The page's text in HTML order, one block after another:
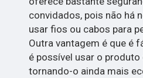
convidados, pois não há
usar fios ou cabos para
Outra vantagem é que é
é possível usar o produto
tornando-o ainda mais